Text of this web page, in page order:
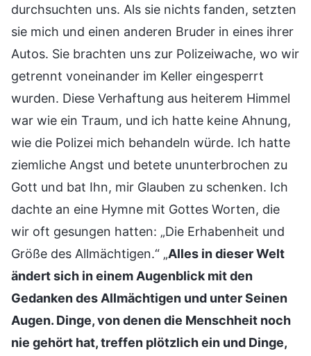
durchsuchten uns. Als sie nichts fanden, setzten
sie mich und einen anderen Bruder in eines ihrer
Autos. Sie brachten uns zur Polizeiwache, wo wir
getrennt voneinander im Keller eingesperrt
wurden. Diese Verhaftung aus heiterem Himmel
war wie ein Traum, und ich hatte keine Ahnung,
wie die Polizei mich behandeln würde. Ich hatte
ziemliche Angst und betete ununterbrochen zu
Gott und bat Ihn, mir Glauben zu schenken. Ich
dachte an eine Hymne mit Gottes Worten, die
wir oft gesungen hatten: „Die Erhabenheit und
Größe des Allmächtigen.“ „Alles in dieser Welt
ändert sich in einem Augenblick mit den
Gedanken des Allmächtigen und unter Seinen
Augen. Dinge, von denen die Menschheit noch
nie gehört hat, treffen plötzlich ein und Dinge,